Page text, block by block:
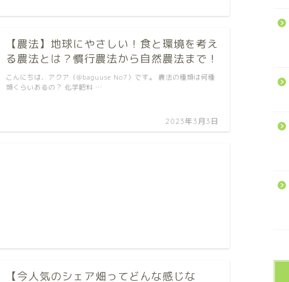
【農法】地球にやさしい！食と環境を考え
る農法とは？慣行農法から自然農法まで！
2023年3月3日
こんにちは、アクア（@baguuse No7）です。 農法の種類は何種
類くらいあるの？ 化学肥料 …
【今人気のシェア畑ってどんな感じな